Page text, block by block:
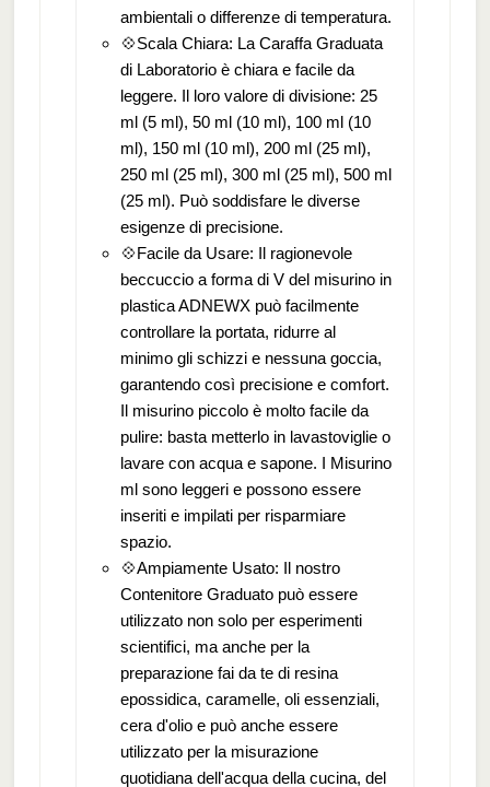
ambientali o differenze di temperatura.
💠Scala Chiara: La Caraffa Graduata
di Laboratorio è chiara e facile da
leggere. Il loro valore di divisione: 25
ml (5 ml), 50 ml (10 ml), 100 ml (10
ml), 150 ml (10 ml), 200 ml (25 ml),
250 ml (25 ml), 300 ml (25 ml), 500 ml
(25 ml). Può soddisfare le diverse
esigenze di precisione.
💠Facile da Usare: Il ragionevole
beccuccio a forma di V del misurino in
plastica ADNEWX può facilmente
controllare la portata, ridurre al
minimo gli schizzi e nessuna goccia,
garantendo così precisione e comfort.
Il misurino piccolo è molto facile da
pulire: basta metterlo in lavastoviglie o
lavare con acqua e sapone. I Misurino
ml sono leggeri e possono essere
inseriti e impilati per risparmiare
spazio.
💠Ampiamente Usato: Il nostro
Contenitore Graduato può essere
utilizzato non solo per esperimenti
scientifici, ma anche per la
preparazione fai da te di resina
epossidica, caramelle, oli essenziali,
cera d'olio e può anche essere
utilizzato per la misurazione
quotidiana dell'acqua della cucina, del